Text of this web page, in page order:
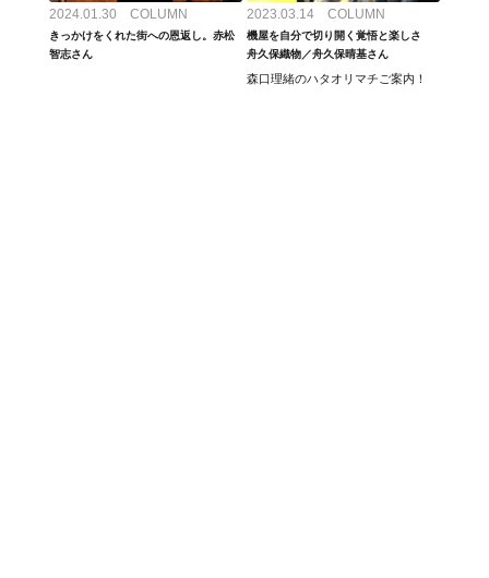
2024.01.30 COLUMN
きっかけをくれた街への恩返し。赤松
智志さん
2023.03.14 COLUMN
機屋を自分で切り開く覚悟と楽しさ
舟久保織物／舟久保晴基さん
森口理緒のハタオリマチご案内！